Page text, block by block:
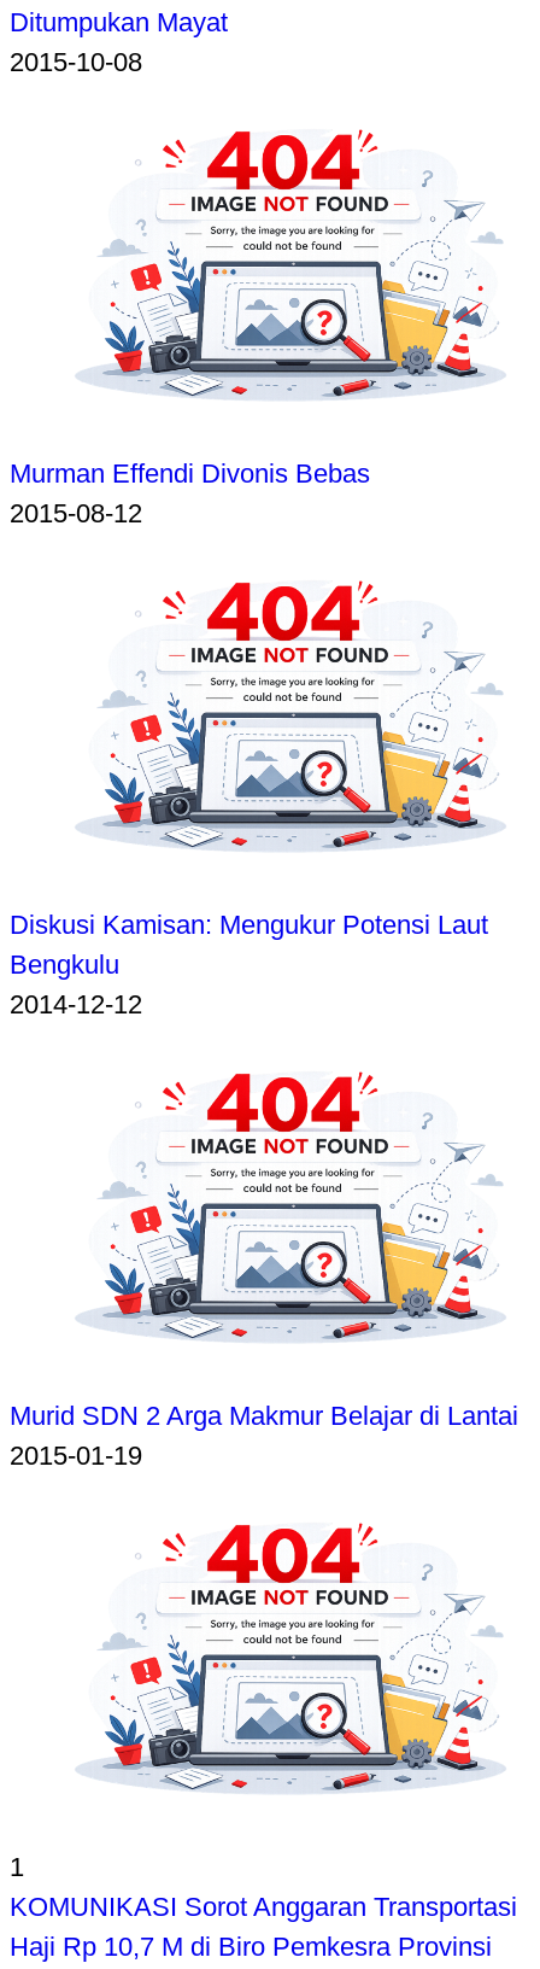
Ditumpukan Mayat
2015-10-08
Murman Effendi Divonis Bebas
2015-08-12
Diskusi Kamisan: Mengukur Potensi Laut
Bengkulu
2014-12-12
Murid SDN 2 Arga Makmur Belajar di Lantai
2015-01-19
1
KOMUNIKASI Sorot Anggaran Transportasi
Haji Rp 10,7 M di Biro Pemkesra Provinsi